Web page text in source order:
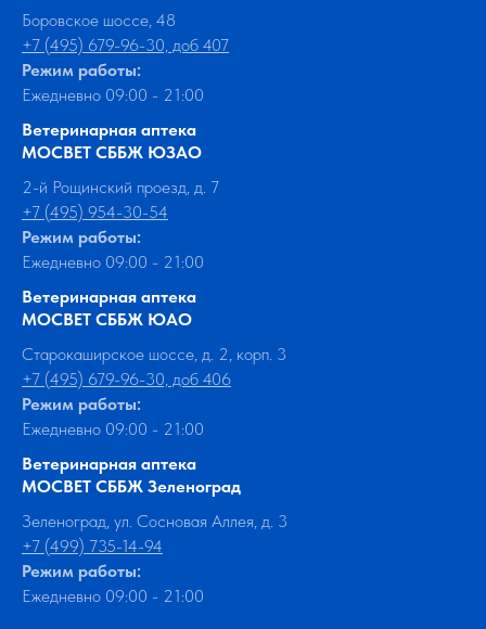
Боровское шоссе, 48
+7 (495) 679-96-30, доб 407
Режим работы:
Ежедневно 09:00 - 21:00
Ветеринарная аптека
МОСВЕТ СББЖ ЮЗАО
2-й Рощинский проезд, д. 7
+7 (495) 954-30-54
Режим работы:
Ежедневно 09:00 - 21:00
Ветеринарная аптека
МОСВЕТ СББЖ ЮАО
Старокаширское шоссе, д. 2, корп. 3
+7 (495) 679-96-30, доб 406
Режим работы:
Ежедневно 09:00 - 21:00
Ветеринарная аптека
МОСВЕТ СББЖ Зеленоград
Зеленоград, ул. Сосновая Аллея, д. 3
+7 (499) 735-14-94
Режим работы:
Ежедневно 09:00 - 21:00